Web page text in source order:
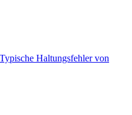
Haltungsfehler von